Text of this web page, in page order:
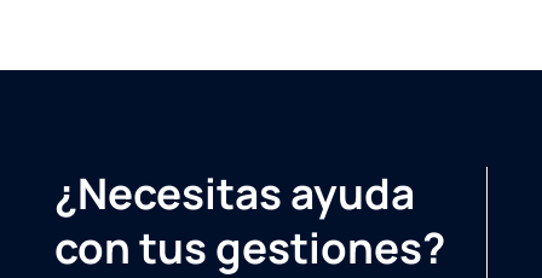
¿Necesitas ayuda
con tus gestiones?